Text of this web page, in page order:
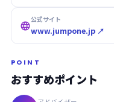
公式サイト
www.jumpone.jp ↗
POINT
おすすめポイント